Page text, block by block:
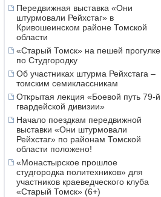
Передвижная выставка «Они
штурмовали Рейхстаг» в
Кривошеинском районе Томской
области
«Старый Томск» на пешей прогулке
по Студгородку
Об участниках штурма Рейхстага –
томским семиклассникам
Открытая лекция «Боевой путь 79-й
гвардейской дивизии»
Начало поездкам передвижной
выставки «Они штурмовали
Рейхстаг» по районам Томской
области положено!
«Монастырское прошлое
студгородка политехников» для
участников краеведческого клуба
«Старый Томск» (6+)